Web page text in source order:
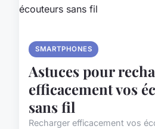
SMARTPHONES
Astuces pour
efficacement vos
sans fil
Recharger efficacement vos